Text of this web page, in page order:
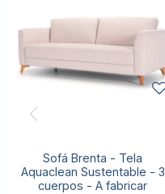
Sofá Brenta - Tela
Aquaclean Sustentable - 3
cuerpos - A fabricar